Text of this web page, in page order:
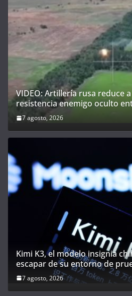
VIDEO: Artillería rusa reduce
resistencia enemigo oculto
7 agosto, 2026
Kimi K3, el modelo insignia
escapar de su entorno de
7 agosto, 2026